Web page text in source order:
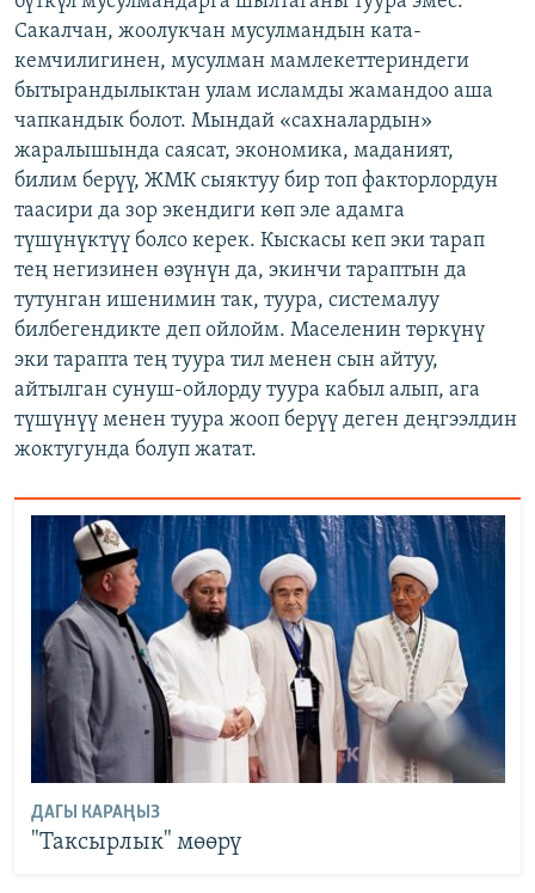
Сакалчан, жоолукчан мусулмандын ката-
кемчилигинен, мусулман мамлекеттериндеги
бытырандылыктан улам исламды жамандоо аша
чапкандык болот. Мындай «сахналардын»
жаралышында саясат, экономика, маданият,
билим берүү, ЖМК сыяктуу бир топ факторлордун
таасири да зор экендиги көп эле адамга
түшүнүктүү болсо керек. Кыскасы кеп эки тарап
тең негизинен өзүнүн да, экинчи тараптын да
тутунган ишенимин так, туура, системалуу
билбегендикте деп ойлойм. Маселенин төркүнү
эки тарапта тең туура тил менен сын айтуу,
айтылган сунуш-ойлорду туура кабыл алып, ага
түшүнүү менен туура жооп берүү деген деңгээлдин
жоктугунда болуп жатат.
ДАГЫ КАРАҢЫЗ
"Таксырлык" мөөрү